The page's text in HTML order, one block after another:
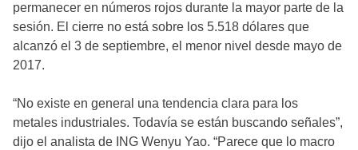
permanecer en números rojos durante la mayor parte de la
sesión. El cierre no está sobre los 5.518 dólares que
alcanzó el 3 de septiembre, el menor nivel desde mayo de
2017.
“No existe en general una tendencia clara para los
metales industriales. Todavía se están buscando señales”,
dijo el analista de ING Wenyu Yao. “Parece que lo macro